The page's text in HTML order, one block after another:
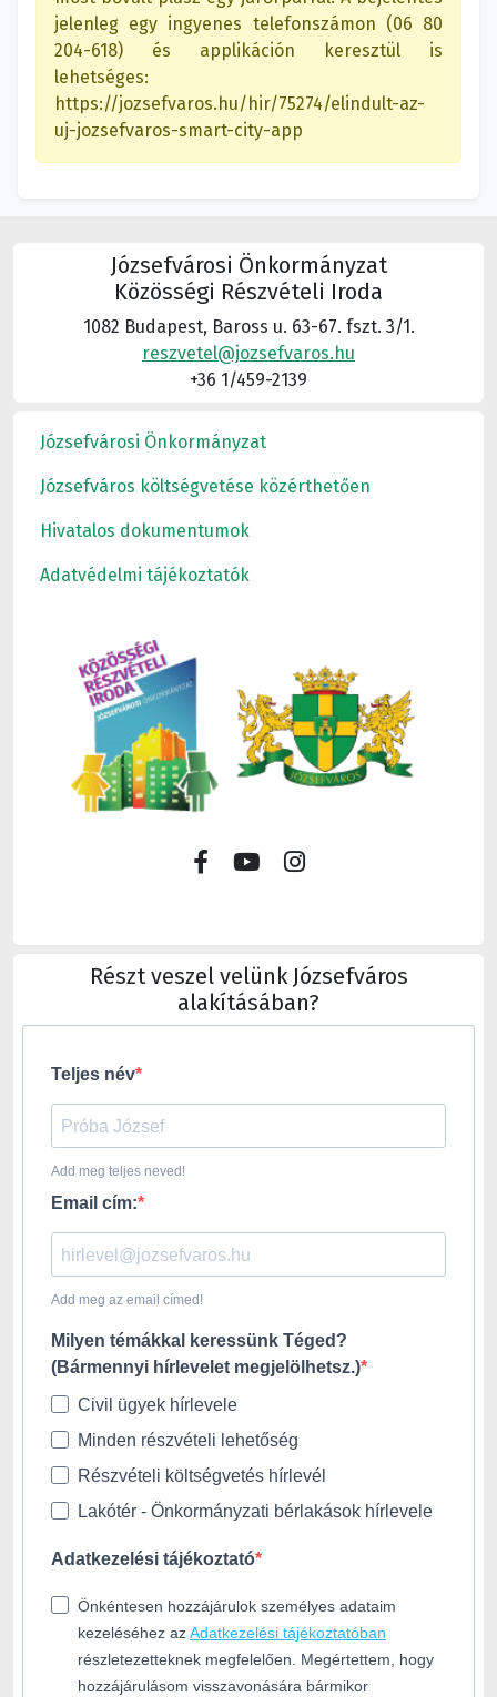
jelenleg egy ingyenes telefonszámon (06 80
204-618) és applikáción keresztül is
lehetséges:
https://jozsefvaros.hu/hir/75274/elindult-az-
uj-jozsefvaros-smart-city-app
Józsefvárosi Önkormányzat
Közösségi Részvételi Iroda
1082 Budapest, Baross u. 63-67. fszt. 3/1.
reszvetel@jozsefvaros.hu
+36 1/459-2139
Józsefvárosi Önkormányzat
Józsefváros költségvetése közérthetően
Hivatalos dokumentumok
Adatvédelmi tájékoztatók
Részt veszel velünk Józsefváros
alakításában?
Teljes név
Add meg teljes neved!
Email cím:
Add meg az email címed!
Milyen témákkal keressünk Téged?
(Bármennyi hírlevelet megjelölhetsz.)
Civil ügyek hírlevele
Minden részvételi lehetőség
Részvételi költségvetés hírlevél
Lakótér - Önkormányzati bérlakások hírlevele
Adatkezelési tájékoztató
Önkéntesen hozzájárulok személyes adataim
kezeléséhez azAdatkezelési tájékoztatóban
részletezetteknek megfelelően. Megértettem, hogy
hozzájárulásom visszavonására bármikor